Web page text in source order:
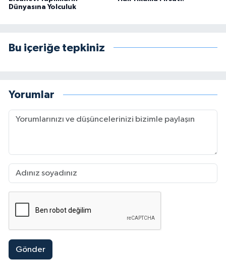
Dünyasına Yolculuk
Bu içeriğe tepkiniz
Yorumlar
Gönder